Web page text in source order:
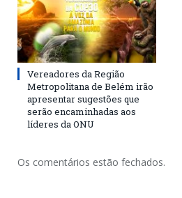
Vereadores da Região
Metropolitana de Belém irão
apresentar sugestões que
serão encaminhadas aos
líderes da ONU
Os comentários estão fechados.